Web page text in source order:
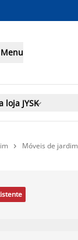
Menu
loja JYSK
 Móveis de jardim